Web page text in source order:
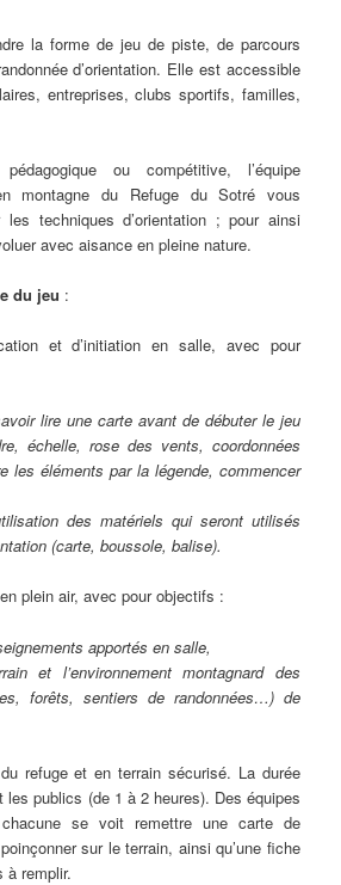
la forme de jeu de piste, de parcours
d’orientation. Elle est accessible
entreprises, clubs sportifs, familles,
ou compétitive, l’équipe
montagne du Refuge du Sotré vous
les techniques d’orientation ; pour ainsi
avec aisance en pleine nature.
du jeu :
et d’initiation en salle, avec pour
lire une carte avant de débuter le jeu
échelle, rose des vents, coordonnées
les éléments par la légende, commencer
des matériels qui seront utilisés
(carte, boussole, balise).
plein air, avec pour objectifs :
apportés en salle,
et l’environnement montagnard des
forêts, sentiers de randonnées…) de
refuge et en terrain sécurisé. La durée
publics (de 1 à 2 heures). Des équipes
se voit remettre une carte de
sur le terrain, ainsi qu’une fiche
à remplir.